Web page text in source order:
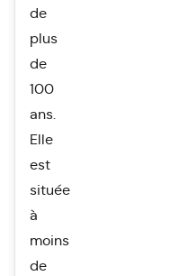
de
plus
de
100
ans.
Elle
est
située
à
moins
de